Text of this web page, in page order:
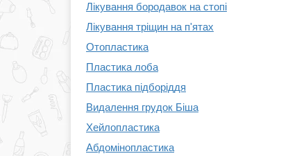
Лікування бородавок на стопі
Лікування тріщин на п'ятах
Отопластика
Пластика лоба
Пластика підборіддя
Видалення грудок Біша
Хейлопластика
Абдомінопластика